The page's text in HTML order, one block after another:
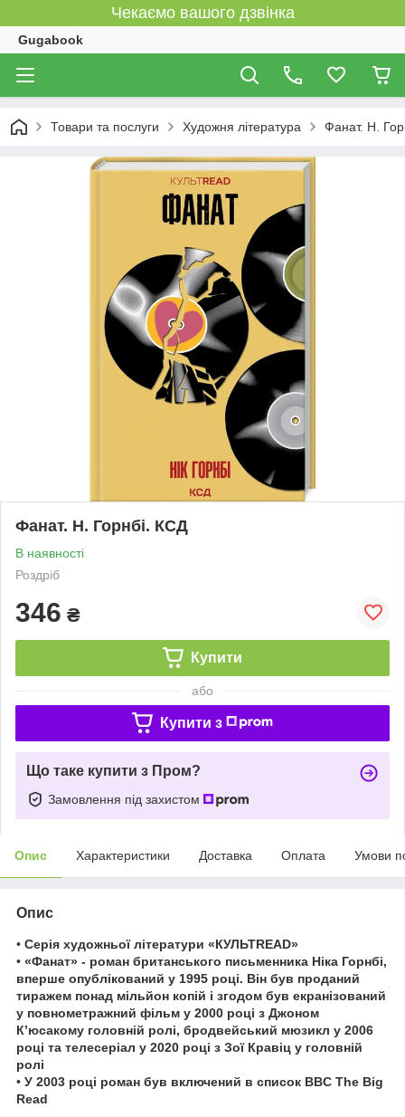
Чекаємо вашого дзвінка
Gugabook
Товари та послуги Художня література Фанат. Н.
Фанат. Н. Горнбі. КСД
В наявності
Роздріб
346 ₴
Купити
або
Купити з
Що таке купити з Пром?
Замовлення під захистом
Опис Характеристики Доставка Оплата Умови
Опис
• Серія художньої літератури «КУЛЬТREAD»
• «Фанат» - роман британського письменника Ніка Горнбі,
вперше опублікований у 1995 році. Він був проданий
тиражем понад мільйон копій і згодом був екранізований
у повнометражний фільм у 2000 році з Джоном
К’юсакому головній ролі, бродвейський мюзикл у 2006
році та телесеріал у 2020 році з Зої Кравіц у головній
ролі
• У 2003 році роман був включений в список BBC The Big
Read